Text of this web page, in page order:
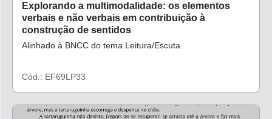
Explorando a multimodalidade: os elementos
verbais e não verbais em contribuição à
construção de sentidos
Alinhado à BNCC do tema Leitura/Escuta.
Cód.: EF69LP33